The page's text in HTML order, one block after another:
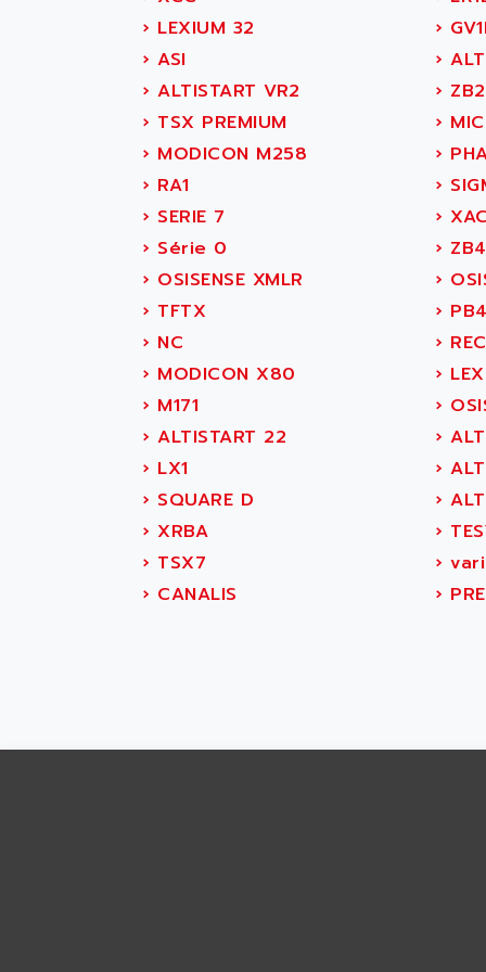
PANEL
OPERATOR PANEL
APRIL 2000
APRIL 7000
SMC50
SMC600
SMC25 et SMC 35
SMC 50 / SMC 600
SMC 600
SMC
ABASK
ABB
ABB AS ROBOTIC
ABB REPAIR DEPT
ABB ROBOTICS
ABC VISION
ABD
ABG
ABL
ABL SURSUM
ABLE SYSTEMS
ABLIC
ABOUTBATTERIE
ABRACON
ABS COMPUTERS
ABS SYSTEM
ABSOCODER
ABUS
ABUS ELECTRONIC
› LEXIUM 32 ›
› ASI ›
› ALTISTART VR2 › ZB2
› TSX PREMIUM ›
› MODICON M258 ›
› RA1 ›
› SERIE 7 › XAC
› Série 0 › ZB4
› OSISENSE XMLR ›
› TFTX ›
› NC ›
› MODICON X80 ›
› M171 ›
› ALTISTART 22 ›
› LX1 ›
› SQUARE D ›
› XRBA ›
› TSX7 ›
› CANALIS ›